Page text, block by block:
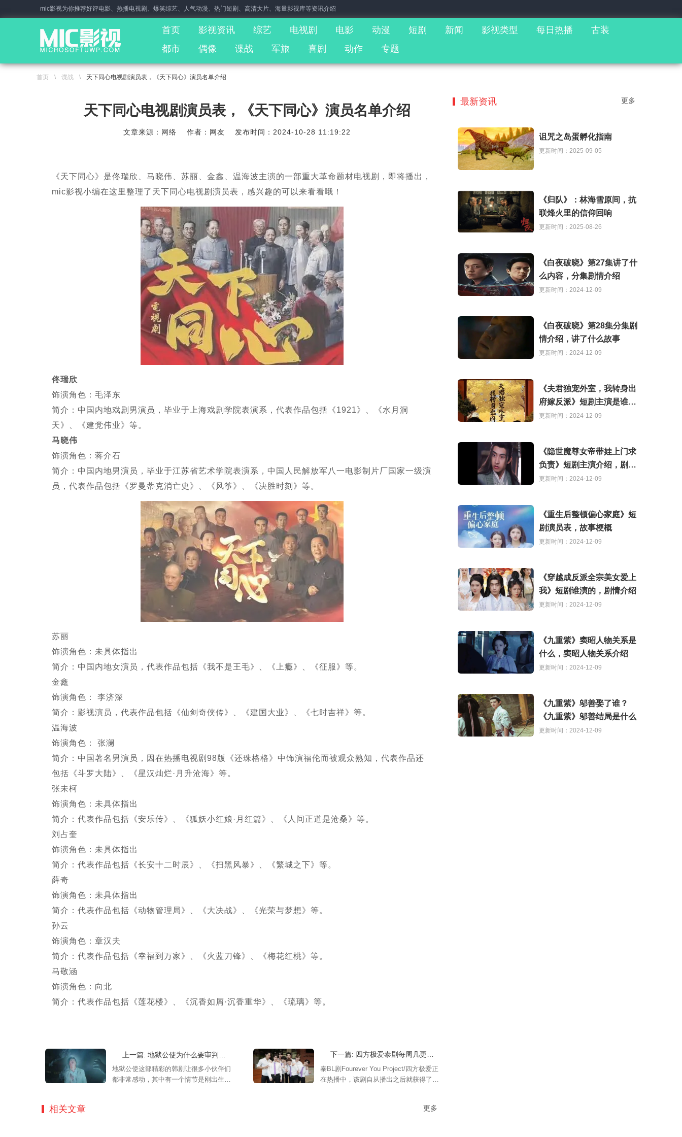
mic影视为你推荐好评电影、热播电视剧、爆笑综艺、人气动漫、热门短剧、高清大片、海量影视库等资讯介绍
首页 影视资讯 综艺 电视剧 电影 动漫 短剧 新闻 影视类型 每日热播
古装
都市
偶像 谍战 军旅 喜剧 动作 专题
首页 \ 谍战 \ 天下同心电视剧演员表，《天下同心》演员名单介绍
天下同心电视剧演员表，《天下同心》演员名单介绍
文章来源：网络 作者：网友 发布时间：2024-10-28 11:19:22
《天下同心》是佟瑞欣、马晓伟、苏丽、金鑫、温海波主演的一部重大革命题材电视剧，即将播出，
mic影视小编在这里整理了天下同心电视剧演员表，感兴趣的可以来看看哦！
佟瑞欣
饰演角色：毛泽东
简介：中国内地戏剧男演员，毕业于上海戏剧学院表演系，代表作品包括《1921》、《水月洞
天》、《建党伟业》等。
马晓伟
饰演角色：蒋介石
简介：中国内地男演员，毕业于江苏省艺术学院表演系，中国人民解放军八一电影制片厂国家一级演
员，代表作品包括《罗曼蒂克消亡史》、《风筝》、《决胜时刻》等。
苏丽
饰演角色：未具体指出
简介：中国内地女演员，代表作品包括《我不是王毛》、《上瘾》、《征服》等。
金鑫
饰演角色： 李济深
简介：影视演员，代表作品包括《仙剑奇侠传》、《建国大业》、《七时吉祥》等。
温海波
饰演角色： 张澜
简介：中国著名男演员，因在热播电视剧98版《还珠格格》中饰演福伦而被观众熟知，代表作品还
包括《斗罗大陆》、《星汉灿烂·月升沧海》等。
张未柯
饰演角色：未具体指出
简介：代表作品包括《安乐传》、《狐妖小红娘·月红篇》、《人间正道是沧桑》等。
刘占奎
饰演角色：未具体指出
简介：代表作品包括《长安十二时辰》、《扫黑风暴》、《繁城之下》等。
薛奇
饰演角色：未具体指出
简介：代表作品包括《动物管理局》、《大决战》、《光荣与梦想》等。
孙云
饰演角色：章汉夫
简介：代表作品包括《幸福到万家》、《火蓝刀锋》、《梅花红桃》等。
马敬涵
饰演角色：向北
简介：代表作品包括《莲花楼》、《沉香如屑·沉香重华》、《琉璃》等。
上一篇: 地狱公使为什么要审判小孩，原因分析
地狱公使这部精彩的韩剧让很多小伙伴们
都非常感动，其中有一个情节是刚出生的
下一篇: 四方极爱泰剧每周几更新，一共多少集？四方极爱泰剧四对cp剧情介绍
泰BL剧Fourever You Project/四方极爱正
在热播中，该剧自从播出之后就获得了无
相关文章 更多
最新资讯 更多
诅咒之岛蛋孵化指南
更新时间：2025-09-05
《归队》：林海雪原间，抗
联烽火里的信仰回响
更新时间：2025-08-26
《白夜破晓》第27集讲了什
么内容，分集剧情介绍
更新时间：2024-12-09
《白夜破晓》第28集分集剧
情介绍，讲了什么故事
更新时间：2024-12-09
《夫君独宠外室，我转身出
府嫁反派》短剧主演是谁，
讲了什么故事
更新时间：2024-12-09
《隐世魔尊女帝带娃上门求
负责》短剧主演介绍，剧情
解析
更新时间：2024-12-09
《重生后整顿偏心家庭》短
剧演员表，故事梗概
更新时间：2024-12-09
《穿越成反派全宗美女爱上
我》短剧谁演的，剧情介绍
更新时间：2024-12-09
《九重紫》窦昭人物关系是
什么，窦昭人物关系介绍
更新时间：2024-12-09
《九重紫》邬善娶了谁？
《九重紫》邬善结局是什么
更新时间：2024-12-09